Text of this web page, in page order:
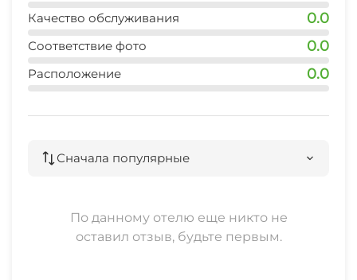
дельфинарий (Евпатория)
Качество обслуживания 0.0
Соответствие фото 0.0
Расположение 0.0
Сначала популярные
По данному отелю еще никто не
оставил отзыв, будьте первым.